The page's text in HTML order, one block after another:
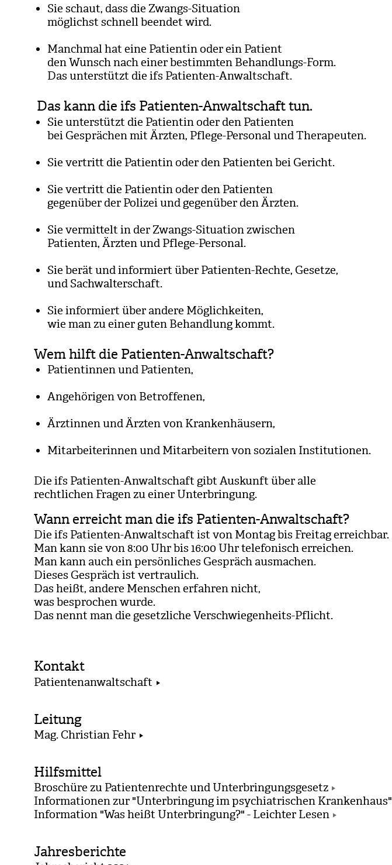
Sie schaut, dass die Zwangs-Situa­tion
mög­lichst schnell been­det wird.
Manch­mal hat eine Pati­en­tin oder ein Pati­ent
den Wunsch nach einer bestimm­ten Behand­lungs-Form.
Das unter­stützt die ifs Pati­en­ten-Anwalt­schaft.
Das kann die ifs Patienten-Anwaltschaft tun.
Sie unter­stützt die Pati­en­tin oder den Pati­en­ten
bei Gesprä­chen mit Ärzten, Pflege-Per­so­nal und The­ra­peu­ten.
Sie ver­tritt die Pati­en­tin oder den Pati­en­ten bei Gericht.
Sie ver­tritt die Pati­en­tin oder den Pati­en­ten
gegen­über der Poli­zei und gegen­über den Ärzten.
Sie ver­mit­telt in der Zwangs-Situa­tion zwi­schen
Pati­en­ten, Ärzten und Pflege-Per­so­nal.
Sie berät und infor­miert über Pati­en­ten-Rechte, Gesetze,
und Sach­wal­ter­schaft.
Sie infor­miert über andere Mög­lich­kei­ten,
wie man zu einer guten Behand­lung kommt.
Wem hilft die Patienten-Anwaltschaft?
Pati­en­tin­nen und Pati­en­ten,
Ange­hö­ri­gen von Betrof­fe­nen,
Ärztin­nen und Ärzten von Kran­ken­häu­sern,
Mit­ar­bei­te­rin­nen und Mit­ar­bei­tern von sozia­len Insti­tu­tio­nen.
Die ifs Pati­en­ten-Anwalt­schaft gibt Aus­kunft über alle
recht­li­chen Fra­gen zu einer Unter­brin­gung.
Wann erreicht man die ifs Patienten-Anwaltschaft?
Die ifs Pati­en­ten-Anwalt­schaft ist von Mon­tag bis Frei­tag erreich­bar.
Man kann sie von 8:00 Uhr bis 16:00 Uhr tele­fo­nisch errei­chen.
Man kann auch ein per­sön­li­ches Gespräch aus­ma­chen.
Die­ses Gespräch ist ver­trau­lich.
Das heißt, andere Men­schen erfah­ren nicht,
was bespro­chen wurde.
Das nennt man die gesetz­li­che Ver­schwie­gen­heits-Pflicht.
Kontakt
Patientenanwaltschaft
Leitung
Mag. Christian Fehr
Hilfsmittel
Broschüre zu Patientenrechte und Unterbringungsgesetz
Informationen zur "Unterbringung im psychiatrischen Krankenhaus"
Information "Was heißt Unterbringung?" - Leichter Lesen
Jahresberichte